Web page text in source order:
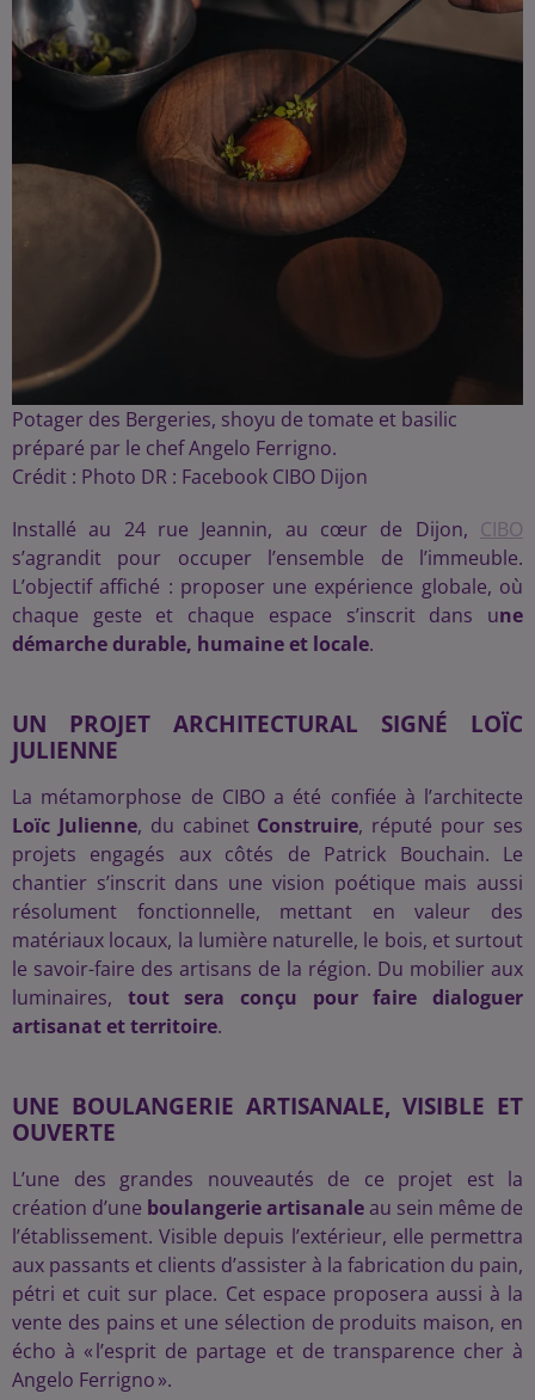
Potager des Bergeries, shoyu de tomate et basilic
préparé par le chef Angelo Ferrigno.
Crédit : Photo DR : Facebook CIBO Dijon
Installé au 24 rue Jeannin, au cœur de Dijon, CIBO
s’agrandit pour occuper l’ensemble de l’immeuble.
L’objectif affiché : proposer une expérience globale, où
chaque geste et chaque espace s’inscrit dans une
démarche durable, humaine et locale.
UN PROJET ARCHITECTURAL SIGNÉ LOÏC
JULIENNE
La métamorphose de CIBO a été confiée à l’architecte
Loïc Julienne, du cabinet Construire, réputé pour ses
projets engagés aux côtés de Patrick Bouchain. Le
chantier s’inscrit dans une vision poétique mais aussi
résolument fonctionnelle, mettant en valeur des
matériaux locaux, la lumière naturelle, le bois, et surtout
le savoir-faire des artisans de la région. Du mobilier aux
luminaires, tout sera conçu pour faire dialoguer
artisanat et territoire.
UNE BOULANGERIE ARTISANALE, VISIBLE ET
OUVERTE
L’une des grandes nouveautés de ce projet est la
création d’une boulangerie artisanaleau sein même de
l’établissement. Visible depuis l’extérieur, elle permettra
aux passants et clients d’assister à la fabrication du pain,
pétri et cuit sur place. Cet espace proposera aussi à la
vente des pains et une sélection de produits maison, en
écho à « l’esprit de partage et de transparence cher à
Angelo Ferrigno ».